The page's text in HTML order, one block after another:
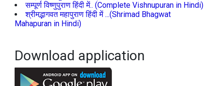
सम्पूर्ण विष्णुपुराण हिंदी में.. (Complete Vishnupuran in Hindi)
श्रीमद्भागवत महापुराण हिंदी में ...(Shrimad Bhagwat
Mahapuran in Hindi)
Download application